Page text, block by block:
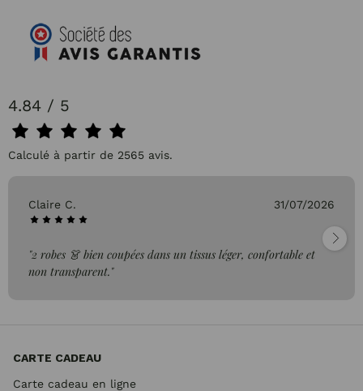
4.84 / 5
Calculé à partir de 2565 avis.
Claire C. 31/07/2026
"2 robes 👗 bien coupées dans un tissus léger, confortable et
non transparent."
CARTE CADEAU
Carte cadeau en ligne